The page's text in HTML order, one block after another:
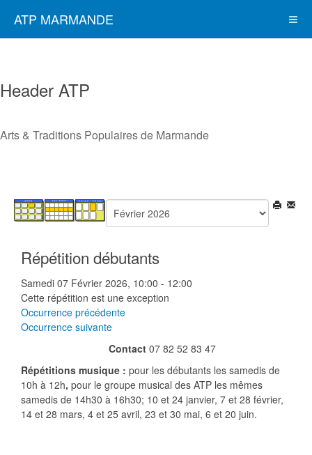
ATP MARMANDE
Header ATP
Arts & Traditions Populaires de Marmande
Répétition débutants
Samedi 07 Février 2026, 10:00 - 12:00
Cette répétition est une exception
Occurrence précédente
Occurrence suivante
Contact07 82 52 83 47
Répétitions musique : pour les débutants les samedis de
10h à 12h, pour le groupe musical des ATP les mêmes
samedis de 14h30 à 16h30; 10 et 24 janvier, 7 et 28 février,
14 et 28 mars, 4 et 25 avril, 23 et 30 mai, 6 et 20 juin.